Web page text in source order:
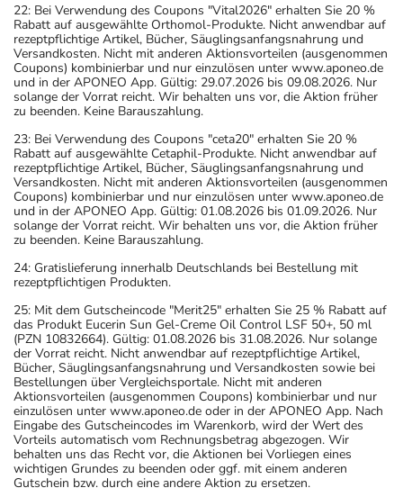
22: Bei Verwendung des Coupons "Vital2026" erhalten Sie 20 %
Rabatt auf ausgewählte Orthomol-Produkte. Nicht anwendbar auf
rezeptpflichtige Artikel, Bücher, Säuglingsanfangsnahrung und
Versandkosten. Nicht mit anderen Aktionsvorteilen (ausgenommen
Coupons) kombinierbar und nur einzulösen unter www.aponeo.de
und in der APONEO App. Gültig: 29.07.2026 bis 09.08.2026. Nur
solange der Vorrat reicht. Wir behalten uns vor, die Aktion früher
zu beenden. Keine Barauszahlung.
23: Bei Verwendung des Coupons "ceta20" erhalten Sie 20 %
Rabatt auf ausgewählte Cetaphil-Produkte. Nicht anwendbar auf
rezeptpflichtige Artikel, Bücher, Säuglingsanfangsnahrung und
Versandkosten. Nicht mit anderen Aktionsvorteilen (ausgenommen
Coupons) kombinierbar und nur einzulösen unter www.aponeo.de
und in der APONEO App. Gültig: 01.08.2026 bis 01.09.2026. Nur
solange der Vorrat reicht. Wir behalten uns vor, die Aktion früher
zu beenden. Keine Barauszahlung.
24: Gratislieferung innerhalb Deutschlands bei Bestellung mit
rezeptpflichtigen Produkten.
25: Mit dem Gutscheincode "Merit25" erhalten Sie 25 % Rabatt auf
das Produkt Eucerin Sun Gel-Creme Oil Control LSF 50+, 50 ml
(PZN 10832664). Gültig: 01.08.2026 bis 31.08.2026. Nur solange
der Vorrat reicht. Nicht anwendbar auf rezeptpflichtige Artikel,
Bücher, Säuglingsanfangsnahrung und Versandkosten sowie bei
Bestellungen über Vergleichsportale. Nicht mit anderen
Aktionsvorteilen (ausgenommen Coupons) kombinierbar und nur
einzulösen unter www.aponeo.de oder in der APONEO App. Nach
Eingabe des Gutscheincodes im Warenkorb, wird der Wert des
Vorteils automatisch vom Rechnungsbetrag abgezogen. Wir
behalten uns das Recht vor, die Aktionen bei Vorliegen eines
wichtigen Grundes zu beenden oder ggf. mit einem anderen
Gutschein bzw. durch eine andere Aktion zu ersetzen.